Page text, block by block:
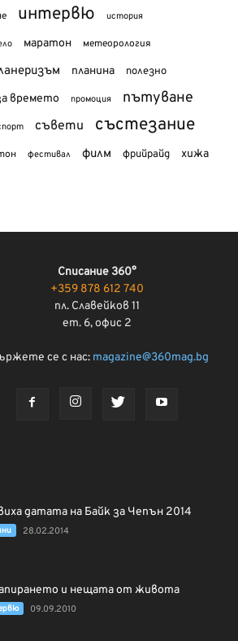
интервю история
маратон метеорология
планина полезно
времето промоция пътуване
съвети състезание
фестивал филм фрийрайд хижа
Списание 360°
+359 878 612 740
пл. Славейков 11
ет. 6, офис 2
се с нас: magazine@360mag.bg
датата на Байк за Чепън 2014
28.02.2014
и нещата от живота
09.09.2010